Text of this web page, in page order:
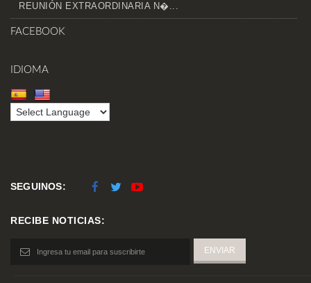
REUNIÓN EXTRAORDINARIA N�...
FACEBOOK
IDIOMA
SEGUINOS:
RECIBE NOTICIAS: